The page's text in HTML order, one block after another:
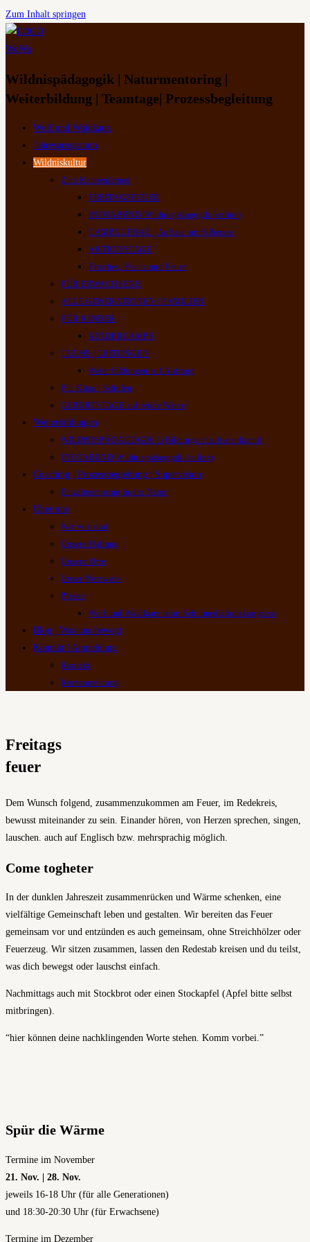
Zum Inhalt springen
Wildnispädagogik | Naturmentoring |
Weiterbildung | Teamtage| Prozessbegleitung
Wolf und Waldkauz
Jahresprogramm
Wildniskultur
Zum Kennenlernen
FREITAGSFEUER
INFOABEND Wildnispädagogik (online)
CAMPAUFBAU | Auftakt am Silbersee
AKTIONSTAGE
Frisches, Fuchs und Feuer
FÜR ERWACHSENE
ALLE GENERATIONEN | FAMILIEN
FÜR KINDER
KINDERCAMPS
TEAMS | LEITUNGEN
Weiterbildungen auf Anfrage
Für Kitas | Schulen
GEBURTSTAGE auf wilde Weise
Weiterbildungen
WILDNISPÄDAGOGIK I (Bildungsurlaub anerkannt)
INFOABEND Wildnispädagogik (online)
Coaching | Prozessbegleitung | Supervision
Einzelmentoring in der Natur
Über uns
Wer wir sind
Unsere Haltung
Unsere Orte
Unser Netzwerk
Presse
Wolf und Waldkauz beim Schulmediationskongress
Blog | Was uns bewegt
Kontakt | Anmeldung
Kontakt
Kursanmeldung
Freitags
feuer
Dem Wunsch folgend, zusammenzukommen am Feuer, im Redekreis,
bewusst miteinander zu sein. Einander hören, von Herzen sprechen, singen,
lauschen. auch auf Englisch bzw. mehrsprachig möglich.
Come togheter
In der dunklen Jahreszeit zusammenrücken und Wärme schenken, eine
vielfältige Gemeinschaft leben und gestalten. Wir bereiten das Feuer
gemeinsam vor und entzünden es auch gemeinsam, ohne Streichhölzer oder
Feuerzeug. Wir sitzen zusammen, lassen den Redestab kreisen und du teilst,
was dich bewegst oder lauschst einfach.
Nachmittags auch mit Stockbrot oder einen Stockapfel (Apfel bitte selbst
mitbringen).
“hier können deine nachklingenden Worte stehen. Komm vorbei.”
Spür die Wärme
Termine im November
21. Nov. | 28. Nov.
jeweils 16-18 Uhr (für alle Generationen)
und 18:30-20:30 Uhr (für Erwachsene)
Termine im Dezember